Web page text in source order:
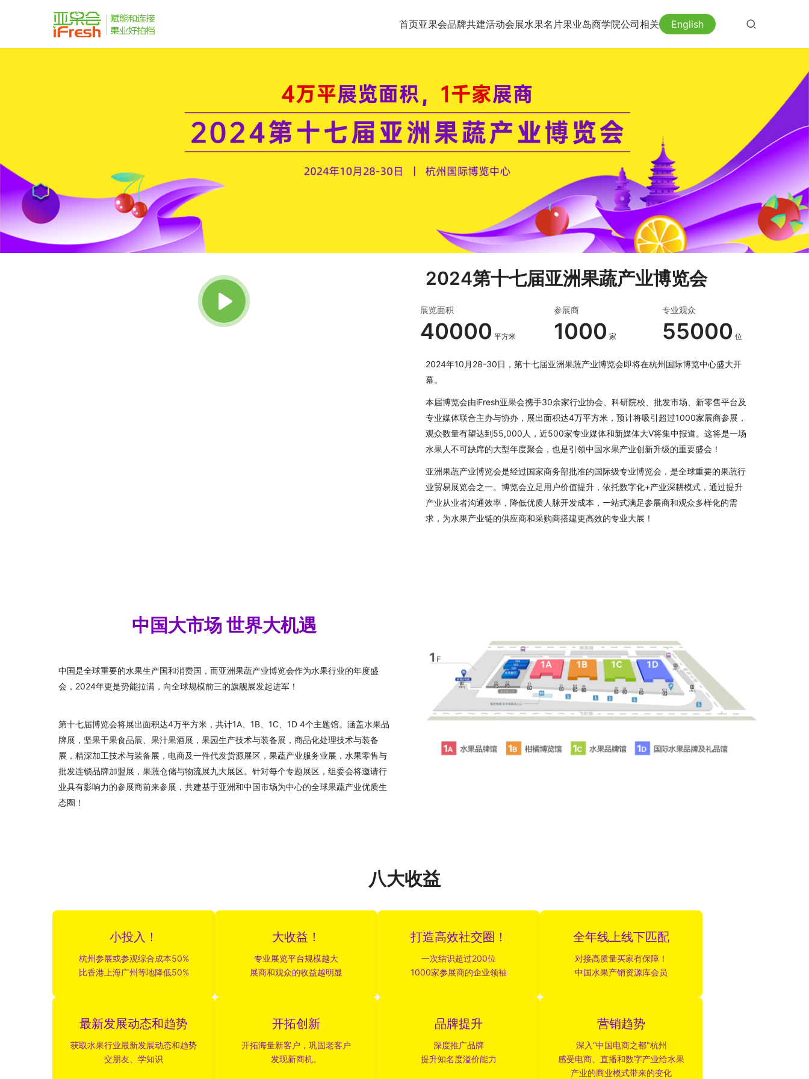
首页亚果会品牌共建活动会展水果名片果业岛商学院公司相关 English
2024第十七届亚洲果蔬产业博览会
展览面积
40000 平方米
参展商
1000 家
专业观众
55000 位
2024年10月28-30日，第十七届亚洲果蔬产业博览会即将在杭州国际博览中心盛大开
幕。
本届博览会由iFresh亚果会携手30余家行业协会、科研院校、批发市场、新零售平台及
专业媒体联合主办与协办，展出面积达4万平方米，预计将吸引超过1000家展商参展，
观众数量有望达到55,000人，近500家专业媒体和新媒体大V将集中报道。这将是一场
水果人不可缺席的大型年度聚会，也是引领中国水果产业创新升级的重要盛会！
亚洲果蔬产业博览会是经过国家商务部批准的国际级专业博览会，是全球重要的果蔬行
业贸易展览会之一。博览会立足用户价值提升，依托数字化+产业深耕模式，通过提升
产业从业者沟通效率，降低优质人脉开发成本，一站式满足参展商和观众多样化的需
求，为水果产业链的供应商和采购商搭建更高效的专业大展！
中国大市场 世界大机遇
中国是全球重要的水果生产国和消费国，而亚洲果蔬产业博览会作为水果行业的年度盛
会，2024年更是势能拉满，向全球规模前三的旗舰展发起进军！
第十七届博览会将展出面积达4万平方米，共计1A、1B、1C、1D 4个主题馆。涵盖水果品
牌展，坚果干果食品展、果汁果酒展，果园生产技术与装备展，商品化处理技术与装备
展，精深加工技术与装备展，电商及一件代发货源展区，果蔬产业服务业展，水果零售与
批发连锁品牌加盟展，果蔬仓储与物流展九大展区。针对每个专题展区，组委会将邀请行
业具有影响力的参展商前来参展，共建基于亚洲和中国市场为中心的全球果蔬产业优质生
态圈！
八大收益
小投入！
杭州参展或参观综合成本50%
比香港上海广州等地降低50%
大收益！
专业展览平台规模越大
展商和观众的收益越明显
打造高效社交圈！
一次结识超过200位
1000家参展商的企业领袖
全年线上线下匹配
对接高质量买家有保障！
中国水果产销资源库会员
最新发展动态和趋势
获取水果行业最新发展动态和趋势
交朋友、学知识
开拓创新
开拓海量新客户，巩固老客户
发现新商机。
品牌提升
深度推广品牌
提升知名度溢价能力
营销趋势
深入“中国电商之都"杭州
感受电商、直播和数字产业给水果
产业的商业模式带来的变化